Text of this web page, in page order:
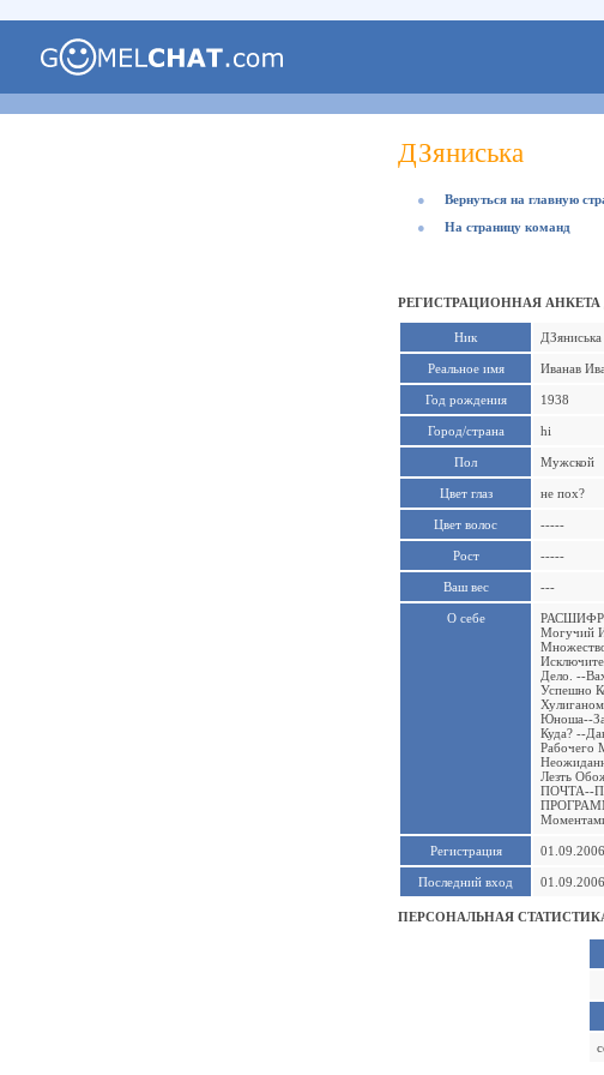
ДЗяниська
●
Вернуться на главную
●
На страницу команд
РЕГИСТРАЦИОННАЯ АНКЕТА
Ник ДЗяниська
Реальное имя Иванав
Год рождения 1938
Город/страна hi
Пол Мужской
Цвет глаз не пох?
Цвет волос -----
Рост -----
Ваш вес ---
О себе
Могучий
Дело. --
Успешно
Юноша--
Куда? --
Рабочего
Лезть
ПОЧТА--
Регистрация
Последний вход
ПЕРСОНАЛЬНАЯ